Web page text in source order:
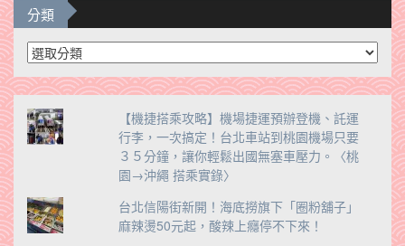
分類
分
類
【機捷搭乘攻略】機場捷運預辦登機、託運
行李，一次搞定！台北車站到桃園機場只要
３５分鐘，讓你輕鬆出國無塞車壓力。〈桃
園→沖繩 搭乘實錄〉
台北信陽街新開！海底撈旗下「圈粉舖子」
麻辣燙50元起，酸辣上癮停不下來！